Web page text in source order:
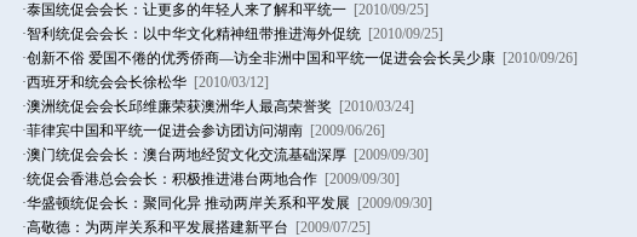
·泰国统促会会长：让更多的年轻人来了解和平统一 [2010/09/25]
·智利统促会会长：以中华文化精神纽带推进海外促统 [2010/09/25]
·创新不俗 爱国不倦的优秀侨商—访全非洲中国和平统一促进会会长吴少康 [2010/09/26]
·西班牙和统会会长徐松华 [2010/03/12]
·澳洲统促会会长邱维廉荣获澳洲华人最高荣誉奖
[2010/03/24]
·菲律宾中国和平统一促进会参访团访问湖南 [2009/06/26]
·澳门统促会会长：澳台两地经贸文化交流基础深厚 [2009/09/30]
·统促会香港总会会长：积极推进港台两地合作 [2009/09/30]
·华盛顿统促会长：聚同化异 推动两岸关系和平发展
[2009/09/30]
·高敬德：为两岸关系和平发展搭建新平台
[2009/07/25]